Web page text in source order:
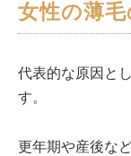
女性の薄毛
代表的な原因と
す。
更年期や産後な